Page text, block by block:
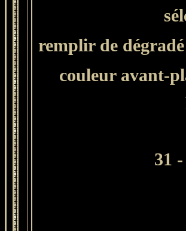
remplir de dégradé
couleur avant-
31